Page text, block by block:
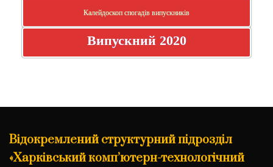
Калейдоскоп спогадів випускників
Випускний 2020
Відокремлений структурний підрозділ
«Харківський комп’ютерн-технологічний